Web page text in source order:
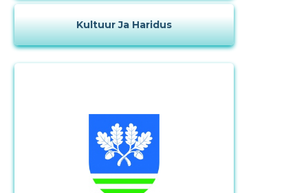
Kultuur Ja Haridus